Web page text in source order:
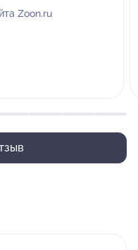
Zoon.ru